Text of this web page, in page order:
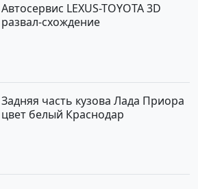
Автосервис LEXUS-TOYOTA 3D
развал-схождение
Задняя часть кузова Лада Приора
цвет белый Краснодар